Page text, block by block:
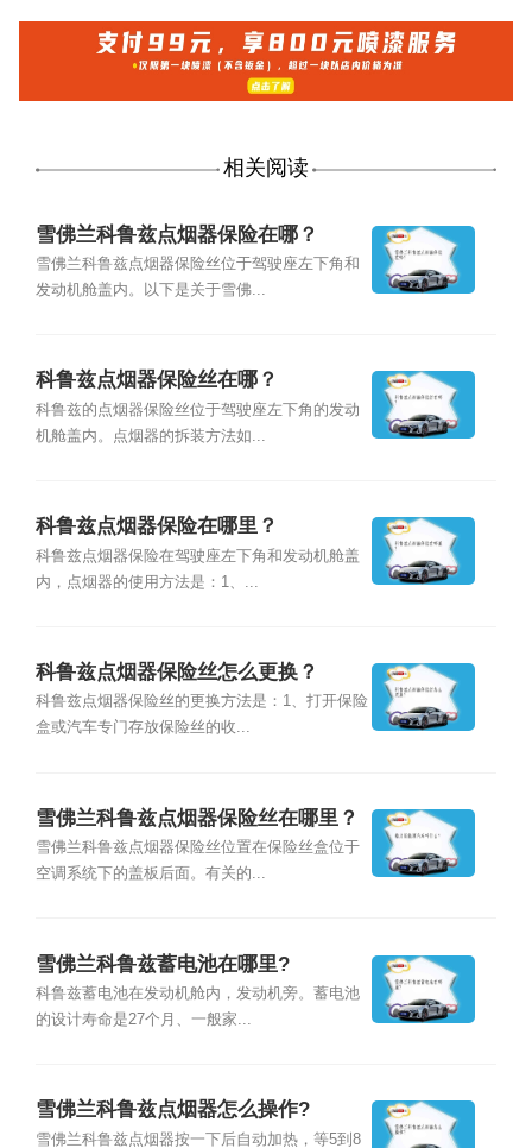
相关阅读
雪佛兰科鲁兹点烟器保险在哪？
雪佛兰科鲁兹点烟器保险丝位于驾驶座左下角和
发动机舱盖内。以下是关于雪佛...
科鲁兹点烟器保险丝在哪？
科鲁兹的点烟器保险丝位于驾驶座左下角的发动
机舱盖内。点烟器的拆装方法如...
科鲁兹点烟器保险在哪里？
科鲁兹点烟器保险在驾驶座左下角和发动机舱盖
内，点烟器的使用方法是：1、...
科鲁兹点烟器保险丝怎么更换？
科鲁兹点烟器保险丝的更换方法是：1、打开保险
盒或汽车专门存放保险丝的收...
雪佛兰科鲁兹点烟器保险丝在哪里？
雪佛兰科鲁兹点烟器保险丝位置在保险丝盒位于
空调系统下的盖板后面。有关的...
雪佛兰科鲁兹蓄电池在哪里?
科鲁兹蓄电池在发动机舱内，发动机旁。蓄电池
的设计寿命是27个月、一般家...
雪佛兰科鲁兹点烟器怎么操作?
雪佛兰科鲁兹点烟器按一下后自动加热，等5到8